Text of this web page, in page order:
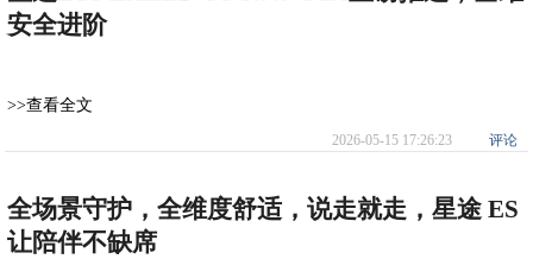
安全进阶
>>查看全文
2026-05-15 17:26:23 评论
全场景守护，全维度舒适，说走就走，星途 ES
让陪伴不缺席